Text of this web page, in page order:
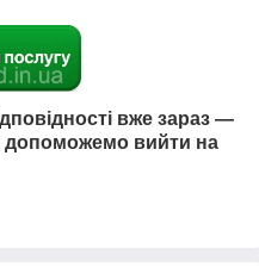
вже зараз —
допоможемо вийти на